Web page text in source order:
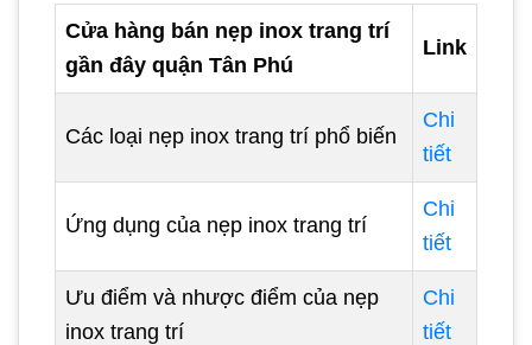
Cửa hàng bán nẹp inox trang trí
gần đây quận Tân Phú
Link
Các loại nẹp inox trang trí phổ biến
Chi
tiết
Ứng dụng của nẹp inox trang trí
Chi
tiết
Ưu điểm và nhược điểm của nẹp
inox trang trí
Chi
tiết